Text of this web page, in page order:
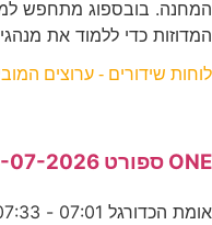
המחנה. בובספוג מתחפש
המדוזות כדי ללמוד את
לוחות שידורים - ערוצים
ONE ספורט 18-07-2026